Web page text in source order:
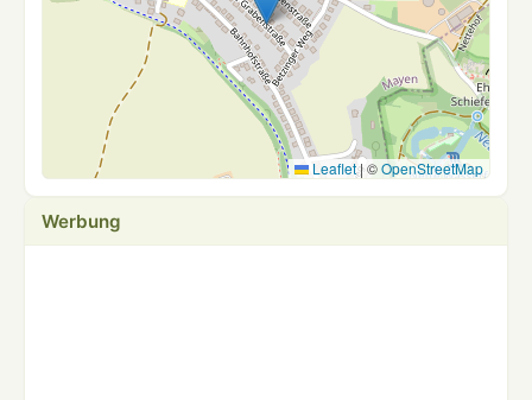
Leaflet|©OpenStreetMap
Werbung